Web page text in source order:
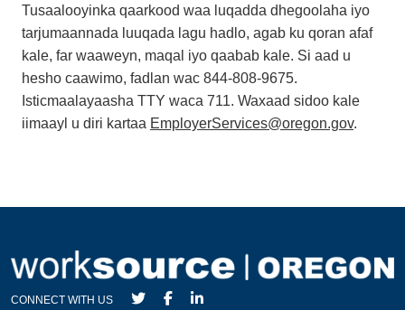
Tusaalooyinka qaarkood waa luqadda dhegoolaha iyo
tarjumaannada luuqada lagu hadlo, agab ku qoran afaf
kale, far waaweyn, maqal iyo qaabab kale. Si aad u
hesho caawimo, fadlan wac 844-808-9675.
Isticmaalayaasha TTY waca 711. Waxaad sidoo kale
iimaayl u diri kartaa EmployerServices@oregon.gov.
CONNECT WITH US